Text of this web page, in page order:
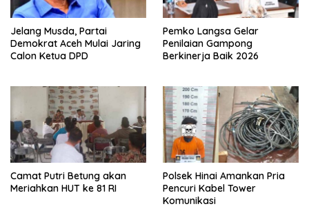
Jelang Musda, Partai
Demokrat Aceh Mulai Jaring
Calon Ketua DPD
Pemko Langsa Gelar
Penilaian Gampong
Berkinerja Baik 2026
Camat Putri Betung akan
Meriahkan HUT ke 81 RI
Polsek Hinai Amankan Pria
Pencuri Kabel Tower
Komunikasi